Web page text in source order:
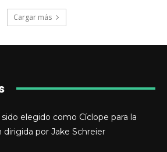
Cargar más
elegido como Cíclope para la
dirigida por Jake Schreier